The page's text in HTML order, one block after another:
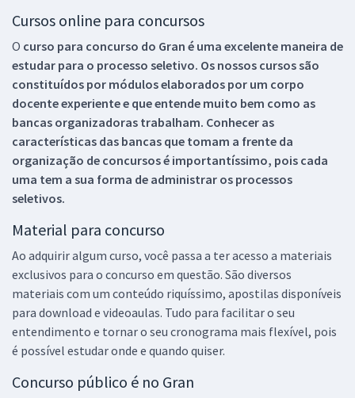
Cursos online para concursos
O curso para concurso do Gran é uma excelente maneira de
estudar para o processo seletivo. Os nossos cursos são
constituídos por módulos elaborados por um corpo
docente experiente e que entende muito bem como as
bancas organizadoras trabalham. Conhecer as
características das bancas que tomam a frente da
organização de concursos é importantíssimo, pois cada
uma tem a sua forma de administrar os processos
seletivos.
Material para concurso
Ao adquirir algum curso, você passa a ter acesso a materiais
exclusivos para o concurso em questão. São diversos
materiais com um conteúdo riquíssimo, apostilas disponíveis
para download e videoaulas. Tudo para facilitar o seu
entendimento e tornar o seu cronograma mais flexível, pois
é possível estudar onde e quando quiser.
Concurso público é no Gran